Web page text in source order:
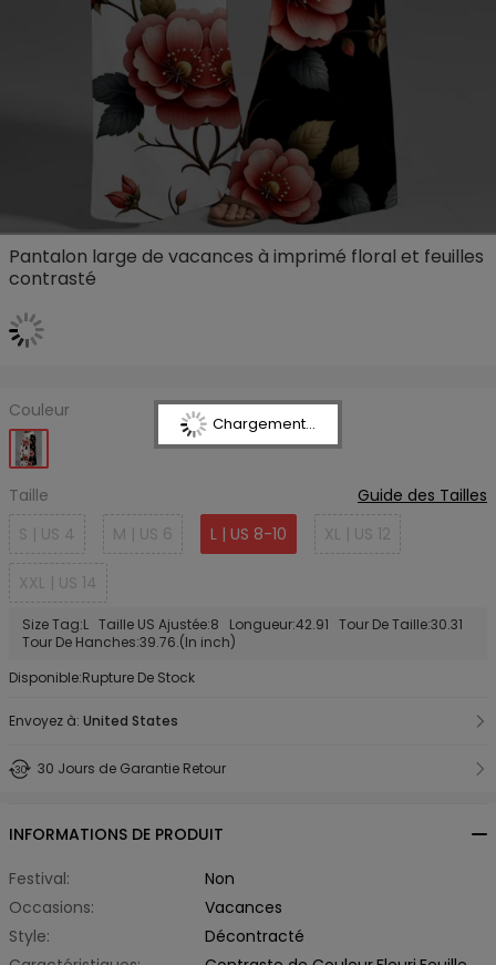
Pantalon large de vacances à imprimé floral et feuilles
contrasté
Couleur
Taille
Guide des Tailles
S | US 4
M | US 6 L | US 8-10 XL | US 12
XXL | US 14
Size Tag:L Taille US Ajustée:8 Longueur:42.91 Tour De Taille:30.31
Tour De Hanches:39.76.(In inch)
Disponible:Rupture De Stock
Envoyez à: United States
30 Jours de Garantie Retour
INFORMATIONS DE PRODUIT
Festival:
Non
Occasions:
Vacances
Style:
Décontracté
Chargement...